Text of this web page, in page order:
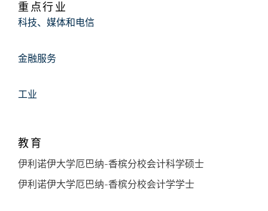
重点行业
科技、媒体和电信
金融服务
工业
教育
伊利诺伊大学厄巴纳-香槟分校会计科学硕士
伊利诺伊大学厄巴纳-香槟分校会计学学士